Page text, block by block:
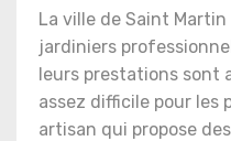
La ville de Saint
jardiniers
leurs prestations sont
assez difficile pour les
artisan qui propose